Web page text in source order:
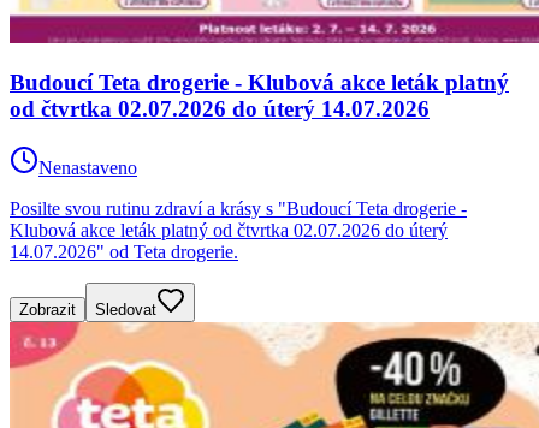
Budoucí Teta drogerie - Klubová akce leták platný
od čtvrtka 02.07.2026 do úterý 14.07.2026
Nenastaveno
Posilte svou rutinu zdraví a krásy s "Budoucí Teta drogerie -
Klubová akce leták platný od čtvrtka 02.07.2026 do úterý
14.07.2026" od Teta drogerie.
Zobrazit Sledovat